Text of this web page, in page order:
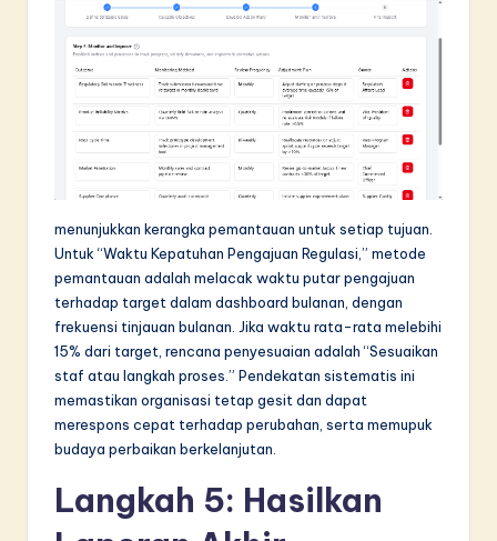
menunjukkan kerangka pemantauan untuk setiap tujuan.
Untuk “Waktu Kepatuhan Pengajuan Regulasi,” metode
pemantauan adalah melacak waktu putar pengajuan
terhadap target dalam dashboard bulanan, dengan
frekuensi tinjauan bulanan. Jika waktu rata-rata melebihi
15% dari target, rencana penyesuaian adalah “Sesuaikan
staf atau langkah proses.” Pendekatan sistematis ini
memastikan organisasi tetap gesit dan dapat
merespons cepat terhadap perubahan, serta memupuk
budaya perbaikan berkelanjutan.
Langkah 5: Hasilkan